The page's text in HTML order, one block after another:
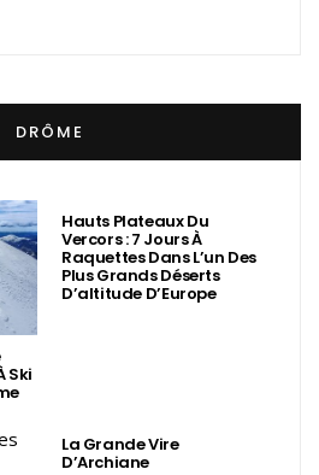
DRÔME
Ski
Hauts Plateaux Du
Vercors : 7 Jours À
Raquettes Dans L’un Des
Plus Grands Déserts
D’altitude D’Europe
La Grande Vire
D’Archiane